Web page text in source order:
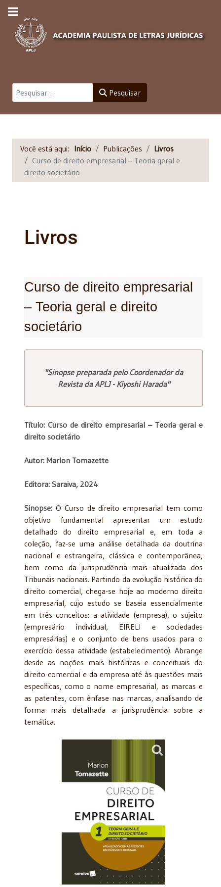
Pesquisar Pesquisar
Você está aqui: Início Publicações
Livros
Curso de direito empresarial – Teoria geral e
direito societário
Livros
Curso de direito empresarial
– Teoria geral e direito
societário
"Sinopse preparada pelo Coordenador da
Revista da APLJ - Kiyoshi Harada"
Título: Curso de direito empresarial – Teoria geral e
direito societário
Autor: Marlon Tomazette
Editora: Saraiva, 2024
Sinopse: O Curso de direito empresarial tem como
objetivo fundamental apresentar um estudo
detalhado do direito empresarial e, em toda a
coleção, faz-se uma análise detalhada da doutrina
nacional e estrangeira, clássica e contemporânea,
bem como da jurisprudência mais atualizada dos
Tribunais nacionais. Partindo da evolução histórica do
direito comercial, chega-se hoje ao moderno direito
empresarial, cujo estudo se baseia essencialmente
em três conceitos: a atividade (empresa), o sujeito
(empresário individual, EIRELI e sociedades
empresárias) e o conjunto de bens usados para o
exercício dessa atividade (estabelecimento). Abrange
desde as noções mais históricas e conceituais do
direito comercial e da empresa até às questões mais
específicas, como o nome empresarial, as marcas e
as patentes, com ênfase nas marcas, analisando de
forma mais detalhada a jurisprudência sobre a
temática.